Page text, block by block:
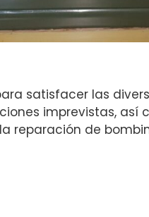
satisfacer las
imprevistas, así
reparación de